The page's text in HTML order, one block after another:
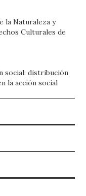
la Naturaleza y
Culturales de
social: distribución
la acción social